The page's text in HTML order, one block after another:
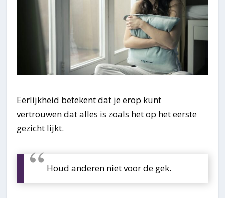
Eerlijkheid betekent dat je erop kunt
vertrouwen dat alles is zoals het op het eerste
gezicht lijkt.
Houd anderen niet voor de gek.